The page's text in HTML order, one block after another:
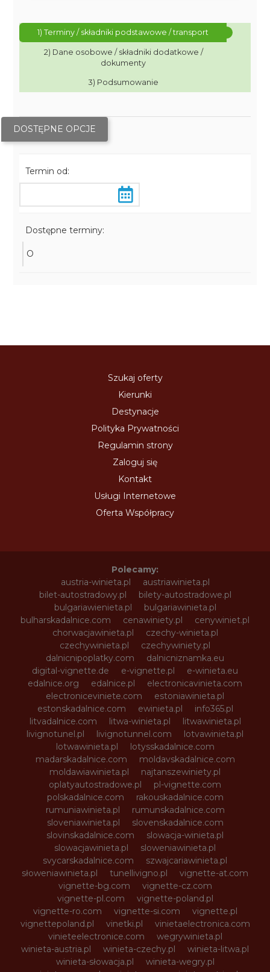
1) Terminy / składniki podstawowe / transport
2) Dane osobowe / składniki dodatkowe /
dokumenty
3) Podsumowanie
DOSTĘPNE OPCJE
Termin od:
Dostępne terminy:
O
Szukaj oferty
Kierunki
Destynacje
Polityka Prywatności
Regulamin strony
Zaloguj się
Kontakt
Usługi Internetowe
Oferta Współpracy
Polecamy:
austria-winieta.pl
austriawinieta.pl
bilet-autostradowy.pl
bilety-autostradowe.pl
bulgariawienieta.pl
bulgariawinieta.pl
bulharskadalnice.com
cenawiniety.pl
cenywiniet.pl
chorwacjawinieta.pl
czechy-winieta.pl
czechywinieta.pl
czechywiniety.pl
dalnicnipoplatky.com
dalnicniznamka.eu
digital-vignette.de
e-vignette.pl
e-winieta.eu
edalnice.org
edalnice.pl
electronicavinieta.com
electroniceviniete.com
estoniawinieta.pl
estonskadalnice.com
ewinieta.pl
info365.pl
litvadalnice.com
litwa-winieta.pl
litwawinieta.pl
livignotunel.pl
livignotunnel.com
lotvawinieta.pl
lotwawinieta.pl
lotysskadalnice.com
madarskadalnice.com
moldavskadalnice.com
moldawiawinieta.pl
najtanszewiniety.pl
oplatyautostradowe.pl
pl-vignette.com
polskadalnice.com
rakouskadalnice.com
rumuniawinieta.pl
rumunskadalnice.com
sloveniawinieta.pl
slovenskadalnice.com
slovinskadalnice.com
slowacja-winieta.pl
slowacjawinieta.pl
sloweniawinieta.pl
svycarskadalnice.com
szwajcariawinieta.pl
słoweniawinieta.pl
tunellivigno.pl
vignette-at.com
vignette-bg.com
vignette-cz.com
vignette-pl.com
vignette-poland.pl
vignette-ro.com
vignette-si.com
vignette.pl
vignettepoland.pl
vinetki.pl
vinietaelectronica.com
vinieteelectronice.com
wegrywinieta.pl
winieta-austria.pl
winieta-czechy.pl
winieta-litwa.pl
winieta-słowacja.pl
winieta-wegry.pl